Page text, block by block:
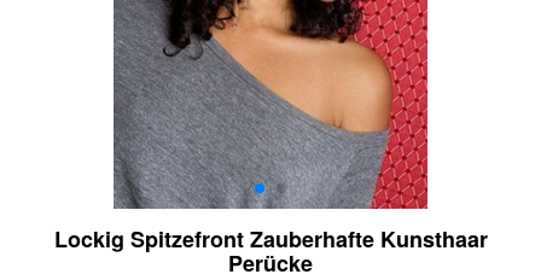
Lockig Spitzefront Zauberhafte Kunsthaar
Perücke